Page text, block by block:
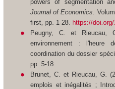
powers of segmentation
Journal of Economics .
first, pp. 1-28.
https://
Peugny, C. et Rieucau,
environnement : l'heure
coordination du dossier
pp. 5-18.
Brunet, C. et Rieucau, G.
emplois et inégalités ;